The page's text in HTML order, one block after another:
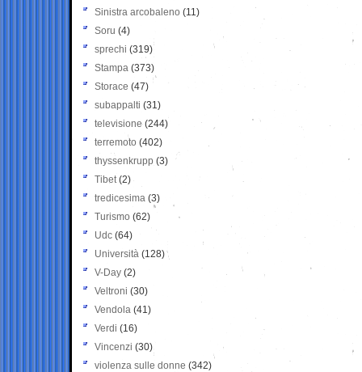
Sinistra arcobaleno (11)
Soru (4)
sprechi (319)
Stampa (373)
Storace (47)
subappalti (31)
televisione(244)
terremoto (402)
thyssenkrupp (3)
Tibet(2)
tredicesima (3)
Turismo (62)
Udc (64)
Università (128)
V-Day (2)
Veltroni (30)
Vendola (41)
Verdi (16)
Vincenzi (30)
violenza sulle donne (342)